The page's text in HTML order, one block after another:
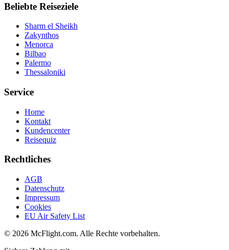
Beliebte Reiseziele
Sharm el Sheikh
Zakynthos
Menorca
Bilbao
Palermo
Thessaloniki
Service
Home
Kontakt
Kundencenter
Reisequiz
Rechtliches
AGB
Datenschutz
Impressum
Cookies
EU Air Safety List
© 2026 McFlight.com. Alle Rechte vorbehalten.